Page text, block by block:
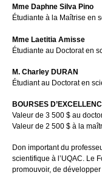
Mme Daphne Silva Pino
Étudiante à la Maîtrise en
Mme Laetitia Amisse
Étudiante au Doctorat en
M. Charley DURAN
Étudiant au Doctorat en
BOURSES
Valeur de 3 500 $ au
Valeur de 2 500 $ à la
Don important du
scientifique à l’UQAC. Le
promouvoir, de